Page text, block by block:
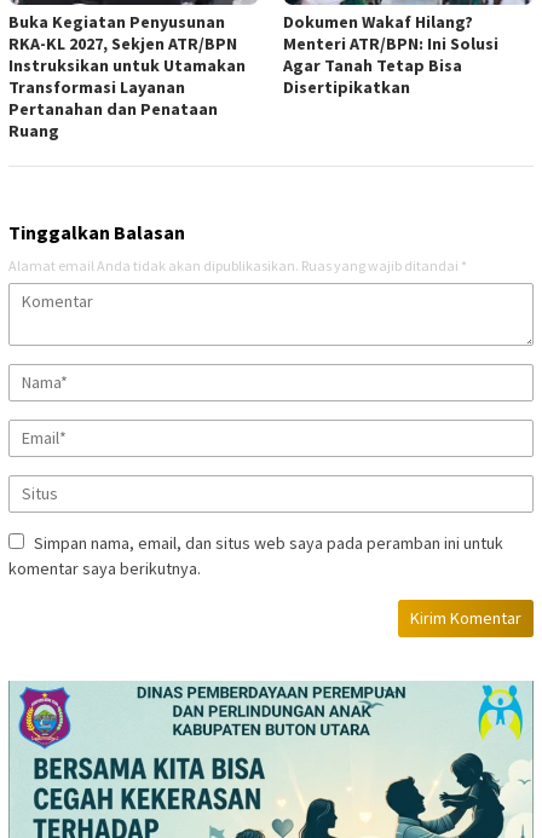
Buka Kegiatan Penyusunan
RKA-KL 2027, Sekjen ATR/BPN
Instruksikan untuk Utamakan
Transformasi Layanan
Pertanahan dan Penataan
Ruang
Dokumen Wakaf Hilang?
Menteri ATR/BPN: Ini Solusi
Agar Tanah Tetap Bisa
Disertipikatkan
Tinggalkan Balasan
Alamat email Anda tidak akan dipublikasikan. Ruas yang wajib ditandai *
Simpan nama, email, dan situs web saya pada peramban ini untuk
komentar saya berikutnya.